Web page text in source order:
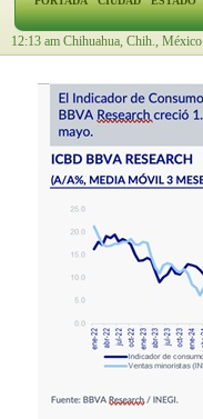
12:13 am Chihuahua, Chih., México